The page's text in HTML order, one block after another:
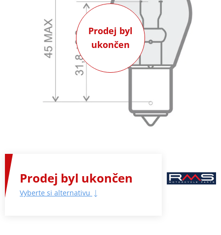
Prodej byl
ukončen
Prodej byl ukončen
Vyberte si alternativu